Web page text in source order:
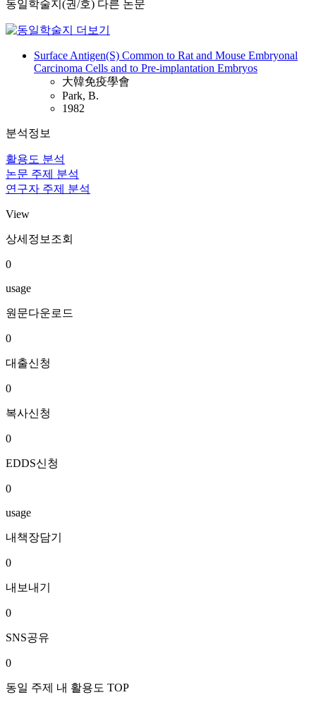
동일학술지(권/호) 다른 논문
Surface Antigen(S) Common to Rat and Mouse Embryonal
Carcinoma Cells and to Pre-implantation Embryos
大韓免疫學會
Park, B.
1982
분석정보
활용도 분석
논문 주제 분석
연구자 주제 분석
View
상세정보조회
0
usage
원문다운로드
0
대출신청
0
복사신청
0
EDDS신청
0
usage
내책장담기
0
내보내기
0
SNS공유
0
동일 주제 내 활용도 TOP